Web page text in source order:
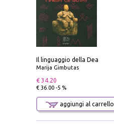
Il linguaggio della Dea
Marija Gimbutas
€ 34.20
€ 36.00 -5 %
aggiungi al carrello